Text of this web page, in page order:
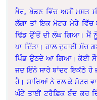
ਖ਼ੈਰ, ਖੇਡਣ ਵਿੱਚ ਅਸੀਂ ਮਸਤ
ਲੱਗਾ ਤਾਂ ਇਕ ਮੋਟਰ ਮੇਰੇ ਵਿੱਚ
ਢਿੱਡ ਉੱਤੋਂ ਦੀ ਲੰਘ ਗਿਆ। ਮੈਂ
ਪਾ ਦਿੱਤਾ। ਹਾਲ ਦੁਹਾਈ ਮੱਚ
ਪਿੰਡ ਉਠਦੇ ਆ ਗਿਆ। ਕੋਈ ਸੌ
ਜਦ ਇੰਨੇ ਸਾਰੇ ਬਾਂਦਰ ਇਕੱਠੇ ਹੋ
ਹੈ। ਸਾਰਿਆਂ ਨੇ ਰਲ ਕੇ ਮੋਟਰ
ਘੰਟੇ ਤਾਈਂ ਟਰੈਫ਼ਿਕ ਬੰਦ ਕਰ